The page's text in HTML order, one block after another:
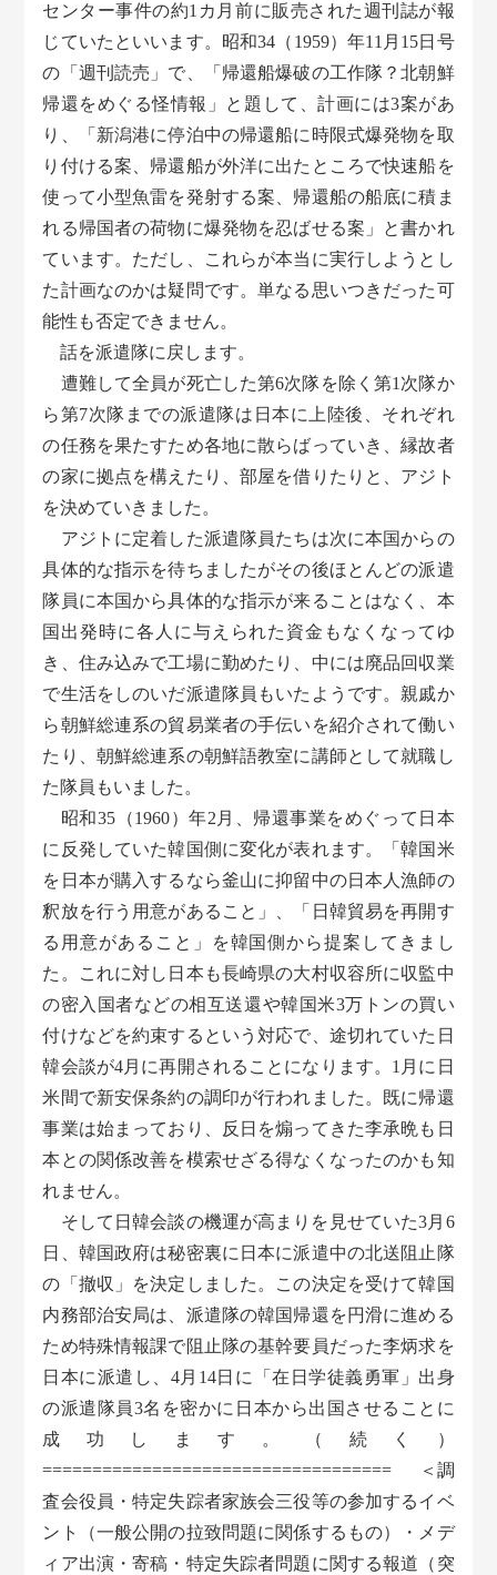
センター事件の約1カ月前に販売された週刊誌が報
じていたといいます。昭和34（1959）年11月15日号
の「週刊読売」で、「帰還船爆破の工作隊？北朝鮮
帰還をめぐる怪情報」と題して、計画には3案があ
り、「新潟港に停泊中の帰還船に時限式爆発物を取
り付ける案、帰還船が外洋に出たところで快速船を
使って小型魚雷を発射する案、帰還船の船底に積ま
れる帰国者の荷物に爆発物を忍ばせる案」と書かれ
ています。ただし、これらが本当に実行しようとし
た計画なのかは疑問です。単なる思いつきだった可
能性も否定できません。
話を派遣隊に戻します。
遭難して全員が死亡した第6次隊を除く第1次隊か
ら第7次隊までの派遣隊は日本に上陸後、それぞれ
の任務を果たすため各地に散らばっていき、縁故者
の家に拠点を構えたり、部屋を借りたりと、アジト
を決めていきました。
アジトに定着した派遣隊員たちは次に本国からの
具体的な指示を待ちましたがその後ほとんどの派遣
隊員に本国から具体的な指示が来ることはなく、本
国出発時に各人に与えられた資金もなくなってゆ
き、住み込みで工場に勤めたり、中には廃品回収業
で生活をしのいだ派遣隊員もいたようです。親戚か
ら朝鮮総連系の貿易業者の手伝いを紹介されて働い
たり、朝鮮総連系の朝鮮語教室に講師として就職し
た隊員もいました。
昭和35（1960）年2月、帰還事業をめぐって日本
に反発していた韓国側に変化が表れます。「韓国米
を日本が購入するなら釜山に抑留中の日本人漁師の
釈放を行う用意があること」、「日韓貿易を再開す
る用意があること」を韓国側から提案してきまし
た。これに対し日本も長崎県の大村収容所に収監中
の密入国者などの相互送還や韓国米3万トンの買い
付けなどを約束するという対応で、途切れていた日
韓会談が4月に再開されることになります。1月に日
米間で新安保条約の調印が行われました。既に帰還
事業は始まっており、反日を煽ってきた李承晩も日
本との関係改善を模索せざる得なくなったのかも知
れません。
そして日韓会談の機運が高まりを見せていた3月6
日、韓国政府は秘密裏に日本に派遣中の北送阻止隊
の「撤収」を決定しました。この決定を受けて韓国
内務部治安局は、派遣隊の韓国帰還を円滑に進める
ため特殊情報課で阻止隊の基幹要員だった李炳求を
日本に派遣し、4月14日に「在日学徒義勇軍」出身
の派遣隊員3名を密かに日本から出国させることに
成功します。（続く）
=================================== ＜調
査会役員・特定失踪者家族会三役等の参加するイベ
ント（一般公開の拉致問題に関係するもの）・メデ
ィア出演・寄稿・特定失踪者問題に関する報道（突